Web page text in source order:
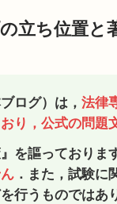
立ち位置
ログ）は， 法律
り，公式の問
を謳っておりま
．また，試験に
行うものではあ